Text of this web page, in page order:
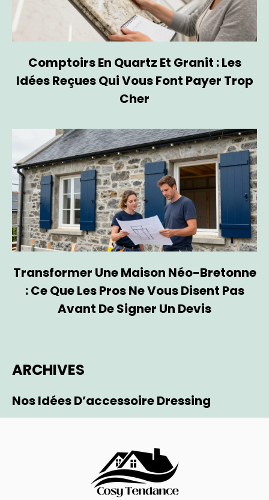
Comptoirs En Quartz Et Granit : Les
Idées Reçues Qui Vous Font Payer Trop
Cher
Transformer Une Maison Néo-Bretonne
: Ce Que Les Pros Ne Vous Disent Pas
Avant De Signer Un Devis
ARCHIVES
Nos Idées D’accessoire Dressing